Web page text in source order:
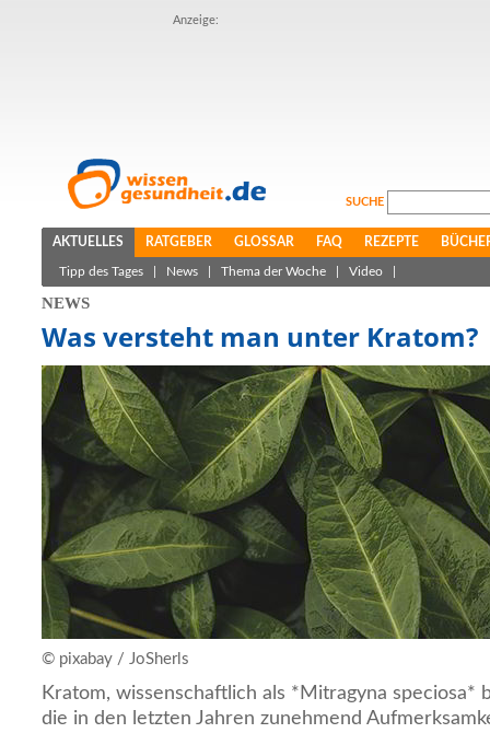
Anzeige:
SUCHE
AKTUELLES RATGEBER GLOSSAR FAQ REZEPTE
Tipp des Tages News Thema der Woche Video
NEWS
Was versteht man unter Kratom?
© pixabay / JoSherls
Kratom, wissenschaftlich als *Mitragyna speciosa*
die in den letzten Jahren zunehmend